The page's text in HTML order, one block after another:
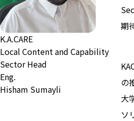
K.A.CARE
Local Content and Capability
Sector Head
Eng.
Hisham Sumayli
期
の
大
ソ